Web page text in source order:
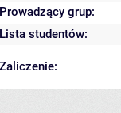
Prowadzący grup:
Lista studentów:
Zaliczenie: